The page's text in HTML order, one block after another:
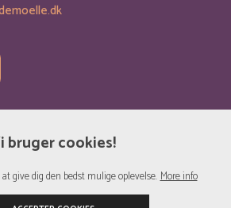
bruger cookies!
give dig den bedst mulige oplevelse.More info